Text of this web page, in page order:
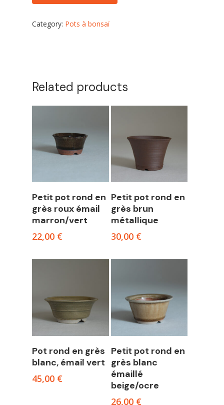
Category: Pots à bonsaï
Related products
Add to cart
Petit pot rond en
grès roux émail
marron/vert
22,00 €
Add to cart
Petit pot rond en
grès brun
métallique
30,00 €
Add to cart
Pot rond en grès
blanc, émail vert
45,00 €
Add to cart
Petit pot rond en
grès blanc
émaillé
beige/ocre
26,00 €